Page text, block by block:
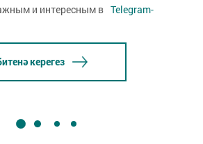
и интересным в Telegram-
керегез